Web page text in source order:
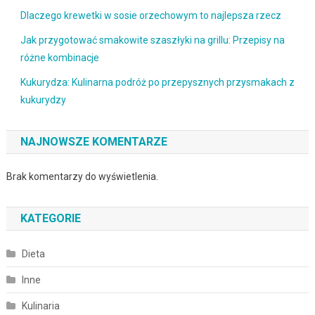
Dlaczego krewetki w sosie orzechowym to najlepsza rzecz
Jak przygotować smakowite szaszłyki na grillu: Przepisy na
różne kombinacje
Kukurydza: Kulinarna podróż po przepysznych przysmakach z
kukurydzy
NAJNOWSZE KOMENTARZE
Brak komentarzy do wyświetlenia.
KATEGORIE
Dieta
Inne
Kulinaria